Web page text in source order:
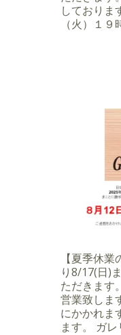
しておりま
（火）１
【夏季休
り8/17(日)
ただきます
営業致しま
にかかれま
ます。 ガ